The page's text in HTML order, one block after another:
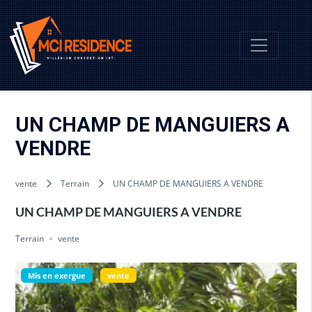
UN CHAMP DE MANGUIERS A
VENDRE
vente Terrain UN CHAMP DE MANGUIERS A VENDRE
UN CHAMP DE MANGUIERS A VENDRE
Terrain vente
Mis en exergue vente